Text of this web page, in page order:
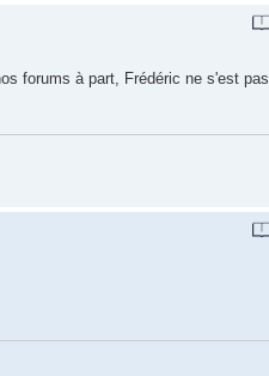
forums à part, Frédéric ne s'est pas